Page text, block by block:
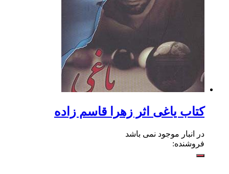
کتاب یاغی اثر زهرا قاسم زاده
در انبار موجود نمی باشد
فروشنده: